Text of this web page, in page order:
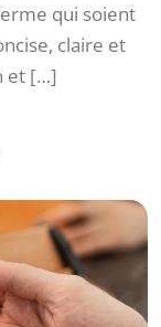
qui soient
claire et
et […]